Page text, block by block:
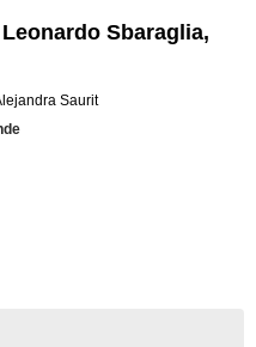
Sbaraglia,
Saurit